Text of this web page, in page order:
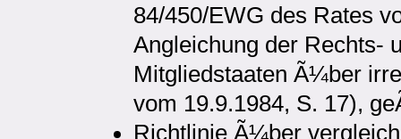
84/450/EWG des Rates
Angleichung der Rechts-
Mitgliedstaaten Ã¼ber
vom 19.9.1984, S. 17),
Richtlinie Ã¼ber